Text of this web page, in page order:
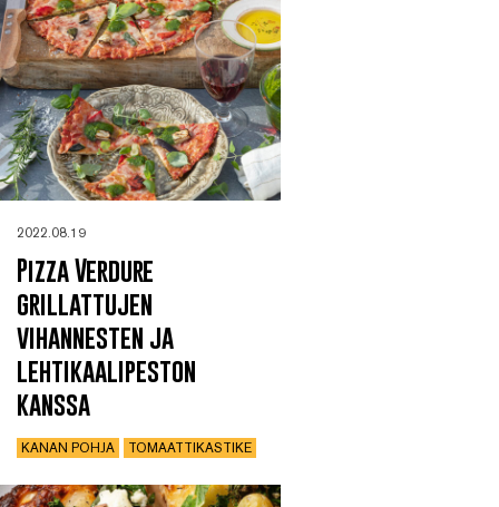
2022.08.19
Pizza Verdure
grillattujen
vihannesten ja
lehtikaalipeston
kanssa
KANAN POHJA TOMAATTIKASTIKE